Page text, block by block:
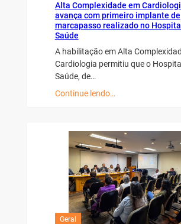
Alta Complexidade em
avança com primeiro implante de
marcapasso realizado no
Saúde
A habilitação em Alta
Cardiologia permitiu que o
Saúde, de…
Continue lendo…
Geral